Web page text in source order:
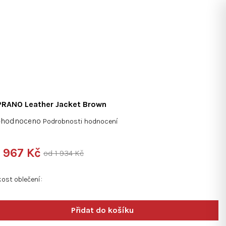
Leather Jacket Brown
Podrobnosti hodnocení
oblečení
od 1 934 Kč
967 Kč